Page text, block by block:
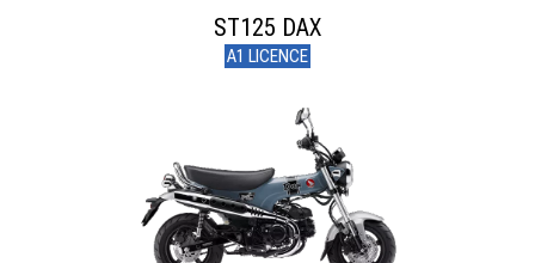
ST125 DAX
A1 LICENCE